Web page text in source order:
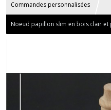
Commandes personnalisées
Noeud papillon slim en bois clair